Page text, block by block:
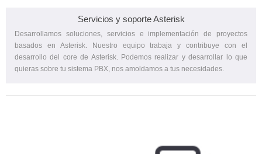
Servicios y soporte Asterisk
Desarrollamos soluciones, servicios e implementación de proyectos
basados en Asterisk. Nuestro equipo trabaja y contribuye con el
desarrollo del core de Asterisk. Podemos realizar y desarrollar lo que
quieras sobre tu sistema PBX, nos amoldamos a tus necesidades.